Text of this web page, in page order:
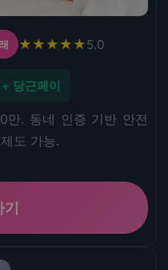
★★★★★5.0
당근페이
만. 동네 인증 기반 안전
도 가능.